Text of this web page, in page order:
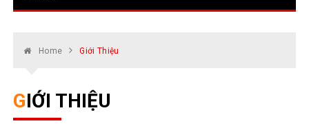
Home Giới Thiệu
GIỚI THIỆU